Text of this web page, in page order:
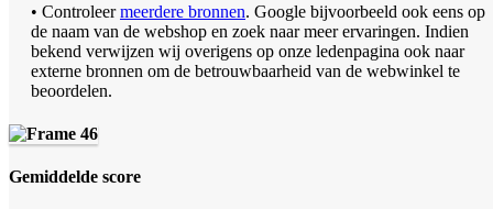
• Controleermeerdere bronnen. Google bijvoorbeeld ook eens op
de naam van de webshop en zoek naar meer ervaringen. Indien
bekend verwijzen wij overigens op onze ledenpagina ook naar
externe bronnen om de betrouwbaarheid van de webwinkel te
beoordelen.
Gemiddelde score